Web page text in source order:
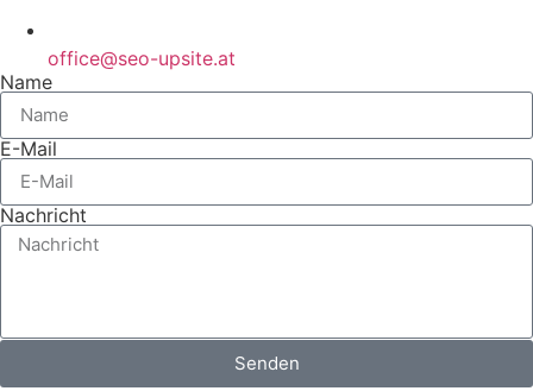
office@seo-upsite.at
Name
E-Mail
Nachricht
Senden